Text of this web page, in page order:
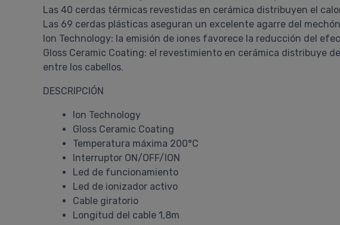
Las 40 cerdas térmicas revestidas en cerámica distribuyen el
Las 69 cerdas plásticas aseguran un excelente agarre del
Ion Technology: la emisión de iones favorece la reducción del
Gloss Ceramic Coating: el revestimiento en cerámica distribuye
entre los cabellos.
DESCRIPCIÓN
Ion Technology
Gloss Ceramic Coating
Temperatura máxima 200°C
Interruptor ON/OFF/ION
Led de funcionamiento
Led de ionizador activo
Cable giratorio
Longitud del cable 1,8m